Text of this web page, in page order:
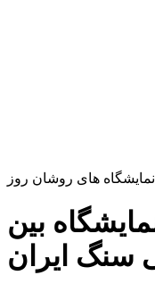
نمایشگاه های روشان روز
بین
سنگ ایران